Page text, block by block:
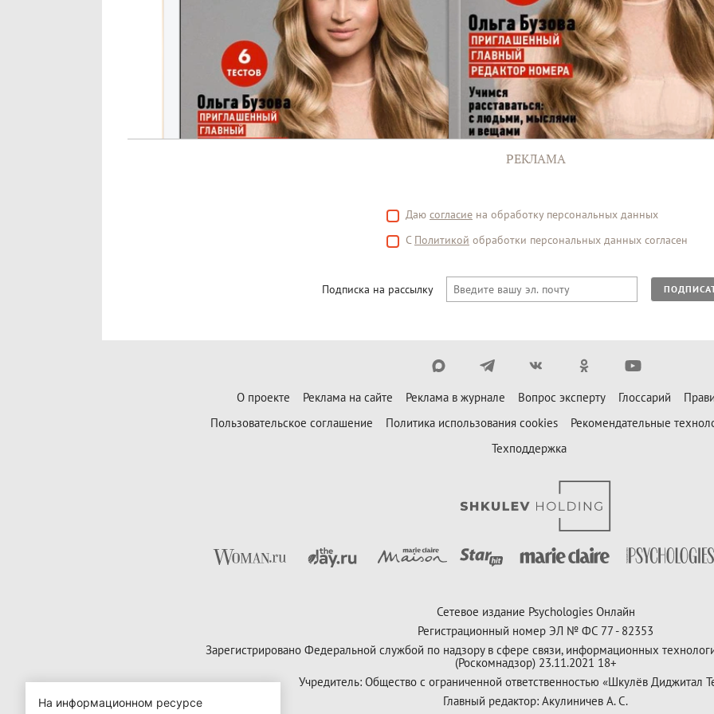
РЕКЛАМА
Даю согласие на обработку персональных данных
С Политикой обработки персональных данных согласен
Подписка на рассылку
О проекте Реклама на сайте Реклама в журнале Вопрос эксперту Глоссарий
Пользовательское соглашение
Политика использования cookies
Рекомендательные
Техподдержка
Сетевое издание Psychologies Онлайн
Регистрационный номер ЭЛ № ФС 77 - 82353
Зарегистрировано Федеральной службой по надзору в сфере связи, информационных
(Роскомнадзор) 23.11.2021 18+
Учредитель: Общество с ограниченной ответственностью «Шкулёв Диджитал
Главный редактор: Акулиничев А. С.
На информационном ресурсе